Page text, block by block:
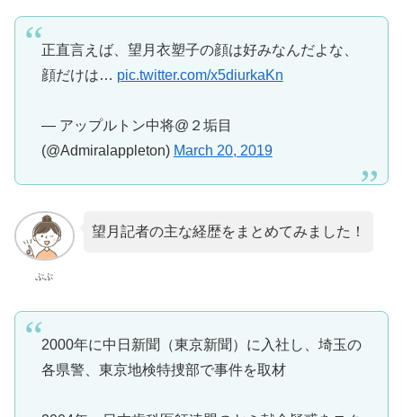
正直言えば、望月衣塑子の顔は好みなんだよな、
顔だけは… pic.twitter.com/x5diurkaKn
— アップルトン中将@２垢目
(@Admiralappleton) March 20, 2019
ぷぷ
望月記者の主な経歴をまとめてみました！
2000年に中日新聞（東京新聞）に入社し、埼玉の
各県警、東京地検特捜部で事件を取材